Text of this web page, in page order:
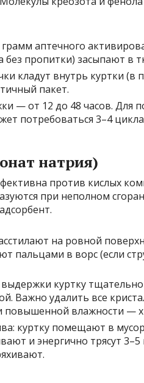
грамм аптечного
без пропитки) засыпают в
кладут внутрь куртки (в
пакет.
— от 12 до 48 часов. Для
потребоваться 3–4 цикла
натрия)
против кислых
при неполном
на ровной
пальцами в ворс (если
куртку
Важно удалить все
повышенной влажности —
куртку помещают в
и энергично трясут